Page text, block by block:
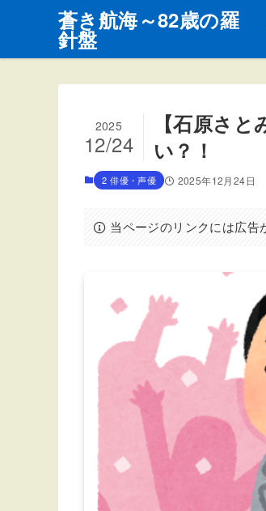
蒼き航海～82歳の羅
針盤
【石原さ
い？！
2025
12/24
2 俳優・声優 2025年12月24日
当ページのリンクには広告